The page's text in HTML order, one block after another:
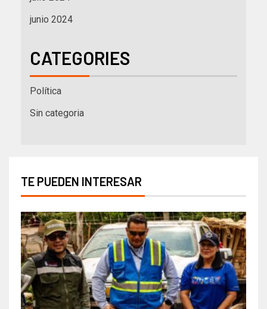
junio 2024
CATEGORIES
Política
Sin categoria
TE PUEDEN INTERESAR